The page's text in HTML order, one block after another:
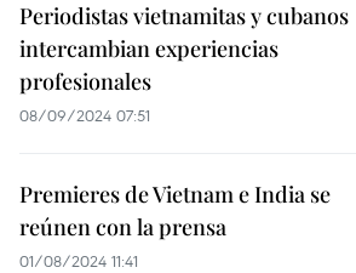
Periodistas vietnamitas y cubanos
intercambian experiencias
profesionales
08/09/2024 07:51
Premieres de Vietnam e India se
reúnen con la prensa
01/08/2024 11:41